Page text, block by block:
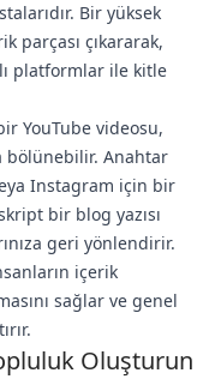
Bir yüksek
parçası çıkararak,
platformlar ile kitle
YouTube videosu,
bölünebilir. Anahtar
Instagram için bir
bir blog yazısı
geri yönlendirir.
içerik
sağlar ve genel
Oluşturun